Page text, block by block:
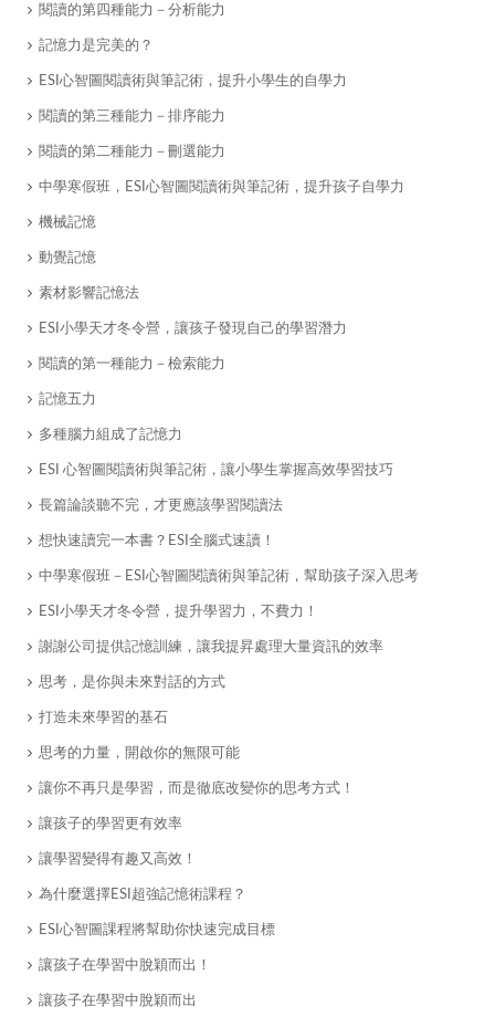
​閱讀的第四種能力－分析能力
記憶力是完美的？
ESI心智圖閱讀術與筆記術，提升小學生的自學力
​閱讀的第三種能力－排序能力
​閱讀的第二種能力－刪選能力
中學寒假班，ESI心智圖閱讀術與筆記術，提升孩子自學力
​機械記憶
​動覺記憶
素材影響記憶法
ESI小學天才冬令營，讓孩子發現自己的學習潛力
閱讀的第一種能力－檢索能力
記憶五力
多種腦力組成了記憶力
ESI 心智圖閱讀術與筆記術，讓小學生掌握高效學習技巧
長篇論談聽不完，才更應該學習閱讀法
想快速讀完一本書？ESI全腦式速讀！
中學寒假班－ESI心智圖閱讀術與筆記術，幫助孩子深入思考
ESI小學天才冬令營，提升學習力，不費力！
謝謝公司提供記憶訓練，讓我提昇處理大量資訊的效率
思考，是你與未來對話的方式
打造未來學習的基石
思考的力量，開啟你的無限可能
讓你不再只是學習，而是徹底改變你的思考方式！
讓孩子的學習更有效率
讓學習變得有趣又高效！
為什麼選擇ESI超強記憶術課程？
ESI心智圖課程將幫助你快速完成目標
讓孩子在學習中脫穎而出！
​讓孩子在學習中脫穎而出